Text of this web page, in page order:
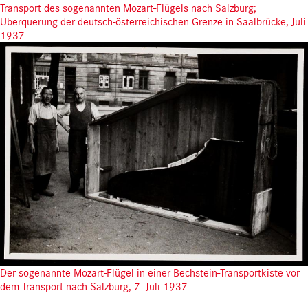
Transport des sogenannten Mozart-Flügels nach Salzburg;
Überquerung der deutsch-österreichischen Grenze in Saalbrücke, Juli
1937
Der sogenannte Mozart-Flügel in einer Bechstein-Transportkiste vor
dem Transport nach Salzburg, 7. Juli 1937